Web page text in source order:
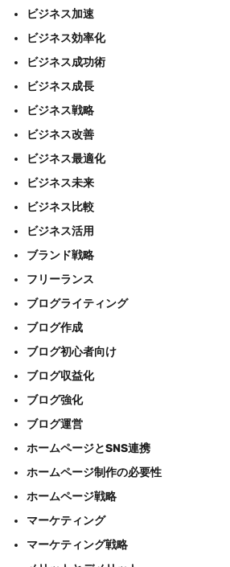
ビジネス加速
ビジネス効率化
ビジネス成功術
ビジネス成長
ビジネス戦略
ビジネス改善
ビジネス最適化
ビジネス未来
ビジネス比較
ビジネス活用
ブランド戦略
フリーランス
ブログライティング
ブログ作成
ブログ初心者向け
ブログ収益化
ブログ強化
ブログ運営
ホームページとSNS連携
ホームページ制作の必要性
ホームページ戦略
マーケティング
マーケティング戦略